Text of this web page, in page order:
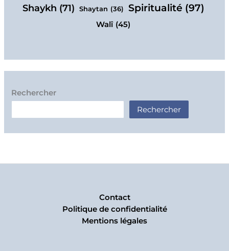
Shaykh (71) Shaytan (36) Spiritualité (97)
Walî (45)
Rechercher
Rechercher
Contact
Politique de confidentialité
Mentions légales